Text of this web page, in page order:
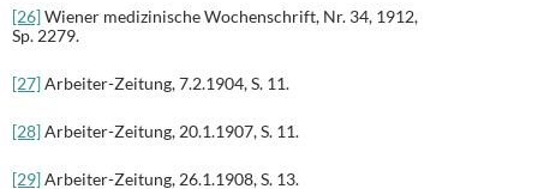
[26]Wiener medizinische Wochenschrift, Nr. 34, 1912,
Sp. 2279.
[27]Arbeiter-Zeitung, 7.2.1904, S. 11.
[28]Arbeiter-Zeitung, 20.1.1907, S. 11.
[29]Arbeiter-Zeitung, 26.1.1908, S. 13.